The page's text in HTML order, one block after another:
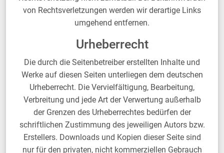
von Rechtsverletzungen werden wir derartige Links
umgehend entfernen.
Urheberrecht
Die durch die Seitenbetreiber erstellten Inhalte und
Werke auf diesen Seiten unterliegen dem deutschen
Urheberrecht. Die Vervielfältigung, Bearbeitung,
Verbreitung und jede Art der Verwertung außerhalb
der Grenzen des Urheberrechtes bedürfen der
schriftlichen Zustimmung des jeweiligen Autors bzw.
Erstellers. Downloads und Kopien dieser Seite sind
nur für den privaten, nicht kommerziellen Gebrauch